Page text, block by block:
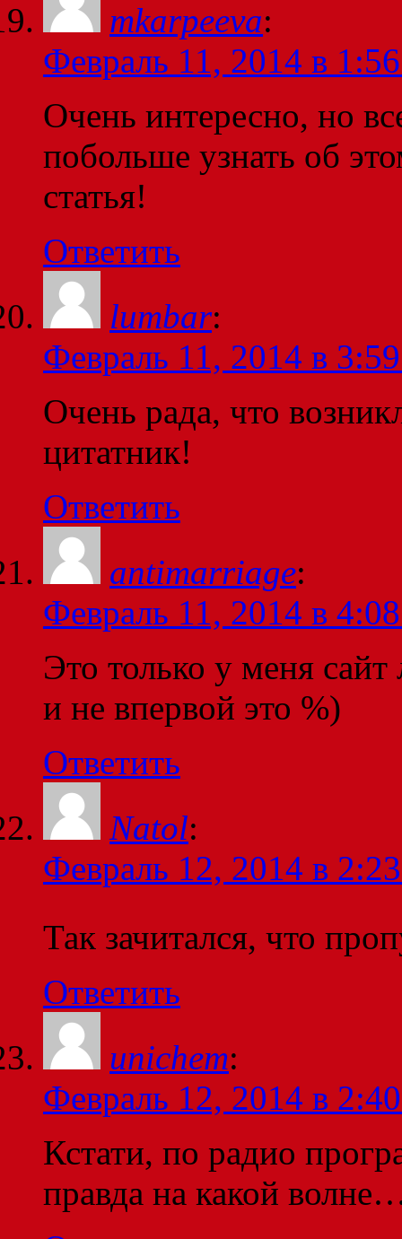
mkarpeeva:
Февраль 11, 2014 в
Очень интересно, но
побольше узнать об
статья!
Ответить
lumbar:
Февраль 11, 2014 в
Очень рада, что
цитатник!
Ответить
antimarriage:
Февраль 11, 2014 в
Это только у меня
и не впервой это %)
Ответить
Natol:
Февраль 12, 2014 в
Так зачитался, что
Ответить
unichem:
Февраль 12, 2014 в
Кстати, по радио
правда на какой